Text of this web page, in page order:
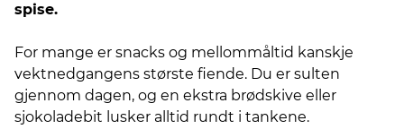
spise.
For mange er snacks og mellommåltid kanskje
vektnedgangens største fiende. Du er sulten
gjennom dagen, og en ekstra brødskive eller
sjokoladebit lusker alltid rundt i tankene.